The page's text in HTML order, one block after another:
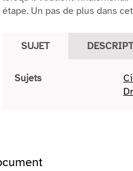
étape. Un pas de plus dans
SUJET
Sujets